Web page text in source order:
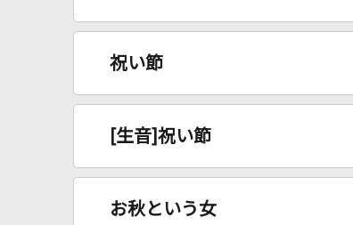
祝い節
[生音]祝い節
お秋という女